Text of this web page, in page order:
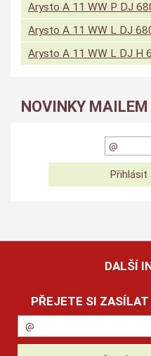
Arysto A 11 WW P DJ
Arysto A 11 WW L DJ
Arysto A 11 WW L DJ H
NOVINKY MAILEM
DALŠÍ
PŘEJETE SI